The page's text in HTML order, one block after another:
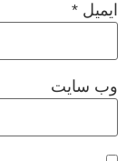
ایمیل *
وب‌ سایت